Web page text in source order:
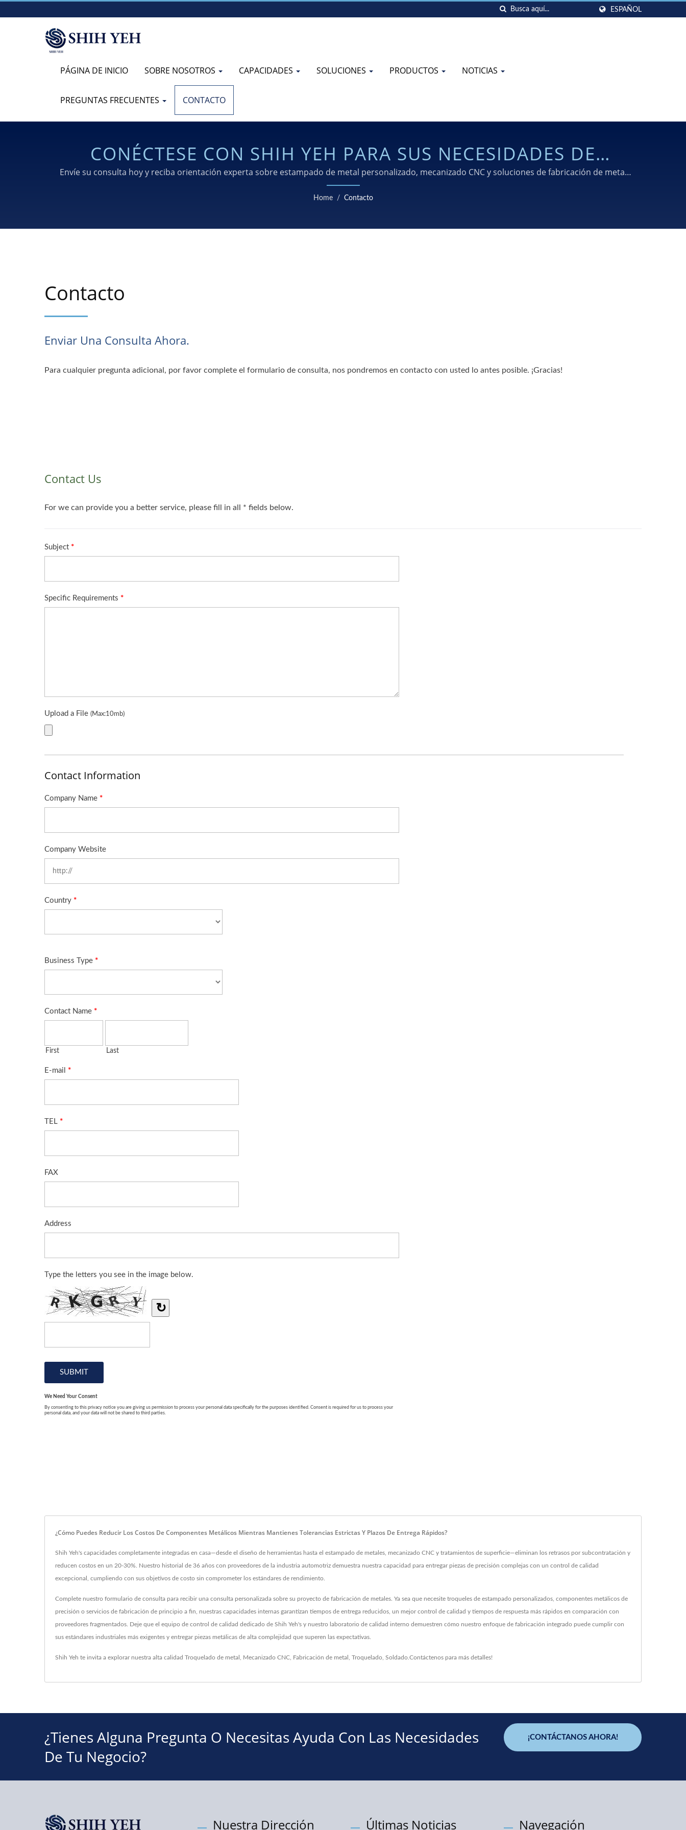
ESPAÑOL
PÁGINA DE INICIO SOBRE NOSOTROS CAPACIDADES SOLUCIONES PRODUCTOS NOTICIAS
PREGUNTAS FRECUENTES CONTACTO
CONÉCTESE CON SHIH YEH PARA SUS NECESIDADES DE
COMPONENTES METÁLICOS
Envíe su consulta hoy y reciba orientación experta sobre estampado de metal personalizado, mecanizado CNC y soluciones de fabricación de metal
de precisión adaptadas a los requisitos de su industria.
Home / Contacto
Contacto
Enviar Una Consulta Ahora.
Para cualquier pregunta adicional, por favor complete el formulario de consulta, nos pondremos en contacto con usted lo antes posible. ¡Gracias!
¿Cómo Puedes Reducir Los Costos De Componentes Metálicos Mientras Mantienes Tolerancias Estrictas Y Plazos De Entrega Rápidos?
Shih Yeh's capacidades completamente integradas en casa—desde el diseño de herramientas hasta el estampado de metales, mecanizado CNC y tratamientos de superficie—eliminan los retrasos por subcontratación y
reducen costos en un 20-30%. Nuestro historial de 36 años con proveedores de la industria automotriz demuestra nuestra capacidad para entregar piezas de precisión complejas con un control de calidad
excepcional, cumpliendo con sus objetivos de costo sin comprometer los estándares de rendimiento.
Complete nuestro formulario de consulta para recibir una consulta personalizada sobre su proyecto de fabricación de metales. Ya sea que necesite troqueles de estampado personalizados, componentes metálicos de
precisión o servicios de fabricación de principio a fin, nuestras capacidades internas garantizan tiempos de entrega reducidos, un mejor control de calidad y tiempos de respuesta más rápidos en comparación con
proveedores fragmentados. Deje que el equipo de control de calidad dedicado de Shih Yeh's y nuestro laboratorio de calidad interno demuestren cómo nuestro enfoque de fabricación integrado puede cumplir con
sus estándares industriales más exigentes y entregar piezas metálicas de alta complejidad que superen las expectativas.
Shih Yeh te invita a explorar nuestra alta calidad Troquelado de metal Mecanizado CNC Fabricación de metal Troquelado Soldado Contáctenos para más detalles!
¿Tienes Alguna Pregunta O Necesitas Ayuda Con Las Necesidades
De Tu Negocio?
¡CONTÁCTANOS AHORA!
Nuestra Dirección Últimas Noticias Navegación